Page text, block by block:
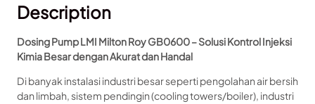
Description
Dosing Pump LMI Milton Roy GB0600 – Solusi Kontrol Injeksi
Kimia Besar dengan Akurat dan Handal
Di banyak instalasi industri besar seperti pengolahan air bersih
dan limbah, sistem pendingin (cooling towers/boiler), industri